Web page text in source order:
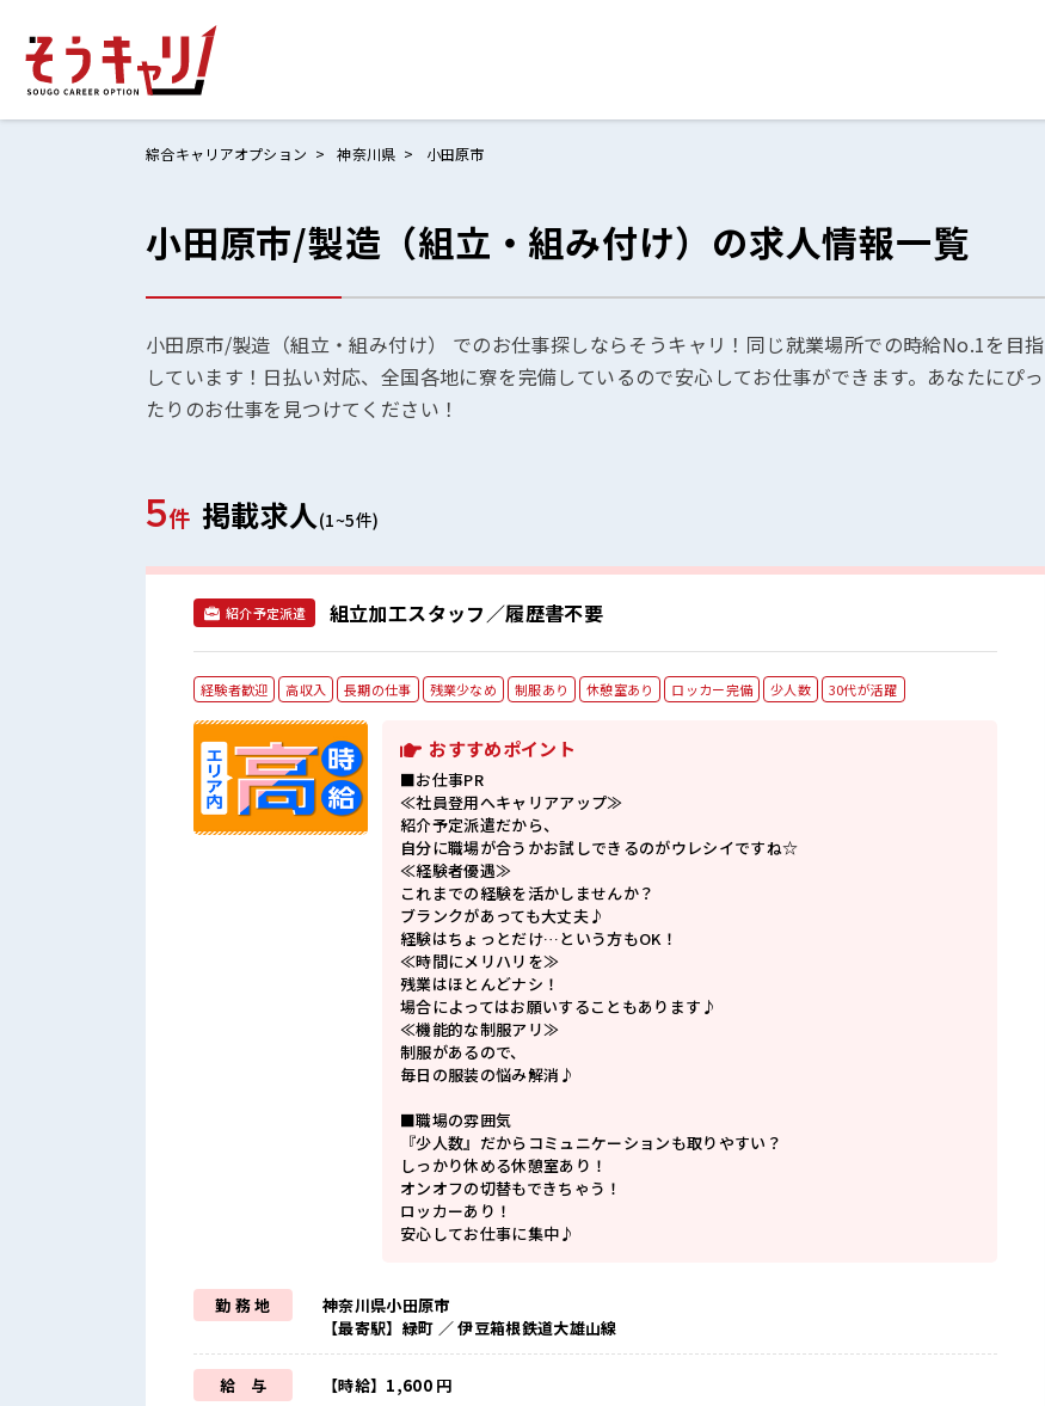
ホームにもどる
お気に入りリスト
お問い合わせ
綜合キャリアオプション 神奈川県 小田原市
小田原市/製造（組立・組み付け）の求人情報一覧
小田原市/製造（組立・組み付け） でのお仕事探しならそうキャリ！同じ就業場所での時給No.1を目指
しています！日払い対応、全国各地に寮を完備しているので安心してお仕事ができます。あなたにぴっ
たりのお仕事を見つけてください！
5件 掲載求人(1~5件)
紹介予定派遣 組立加工スタッフ／履歴書不要
経験者歓迎 高収入 長期の仕事 残業少なめ 制服あり 休憩室あり ロッカー完備 少人数 30代が活躍
おすすめポイント
■お仕事PR
≪社員登用へキャリアアップ≫
紹介予定派遣だから、
自分に職場が合うかお試しできるのがウレシイですね☆
≪経験者優遇≫
これまでの経験を活かしませんか？
ブランクがあっても大丈夫♪
経験はちょっとだけ…という方もOK！
≪時間にメリハリを≫
残業はほとんどナシ！
場合によってはお願いすることもあります♪
≪機能的な制服アリ≫
制服があるので、
毎日の服装の悩み解消♪
■職場の雰囲気
『少人数』だからコミュニケーションも取りやすい？
しっかり休める休憩室あり！
オンオフの切替もできちゃう！
ロッカーあり！
安心してお仕事に集中♪
勤 務 地
神奈川県小田原市
【最寄駅】緑町 ／ 伊豆箱根鉄道大雄山線
給 与 【時給】1,600 円